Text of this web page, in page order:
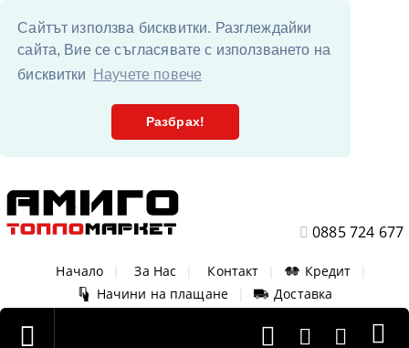
Сайтът използва бисквитки. Разглеждайки
сайта, Вие се съгласявате с използването на
бисквитки
Научете повече
Разбрах!
0885 724 677
Начало За Нас Контакт Кредит
Начини на плащане
Доставка